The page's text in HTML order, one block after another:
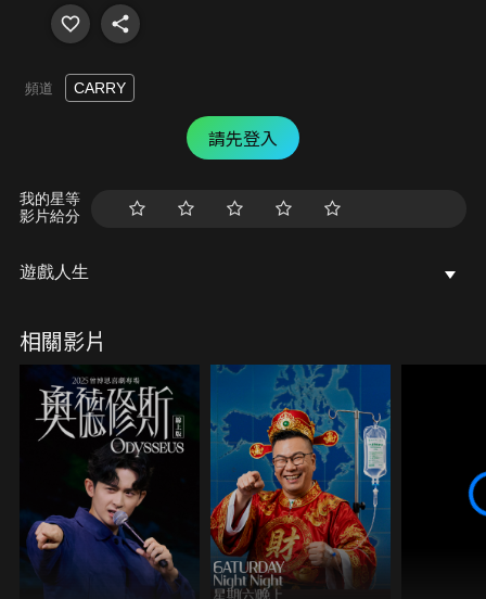
頻道 CARRY
請先登入
我的星等
影片給分
遊戲人生
相關影片